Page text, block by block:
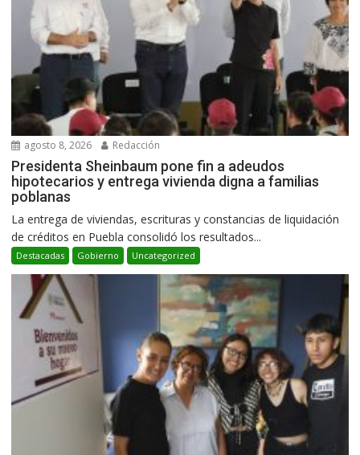
agosto 8, 2026 Redacción
Presidenta Sheinbaum pone fin a adeudos
hipotecarios y entrega vivienda digna a familias
poblanas
La entrega de viviendas, escrituras y constancias de liquidación
de créditos en Puebla consolidó los resultados...
Destacadas Gobierno Uncategorized